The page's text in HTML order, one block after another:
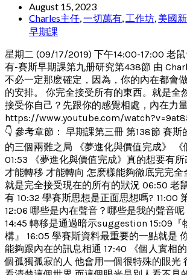
August 15, 2023
Charles主任,一切萬有, 工作坊, 美國
早期課
星期二 (09/17/2019) 下午14:00-17:00 老
有-賽斯早期課第九册研究第438節 由
不必一定那麽確定，因為，你的內在都會
的安排。 你完全接受所有的東西。就是全
接受你自己？先跟你的感覺相處，內在力量
https://www.youtube.com/
👇 參考章節： 早期課第三冊 第138節 賽斯
的三個兩難之局 《夢進化與價值完成》 《
01:53 《夢進化與價值完成》真的想要有
才能轉移 才能轉向 怎麽樣能夠徹底完完全
就是完全接受現在的所有的狀況 06:50 老
有 10:32 學賽斯思想是正面思想嗎? 11:00
12:06 哪些是內在聲音？哪些是我的聲音呢
14:45 轉移是通過暗示suggestion 15:09『
構』 16:05 學賽斯資料最重要的一點就是
能夠跟內在的訊息相通 17:40 《個人實相
個孤獨孤寂的人 他會用一個很特殊的眼光